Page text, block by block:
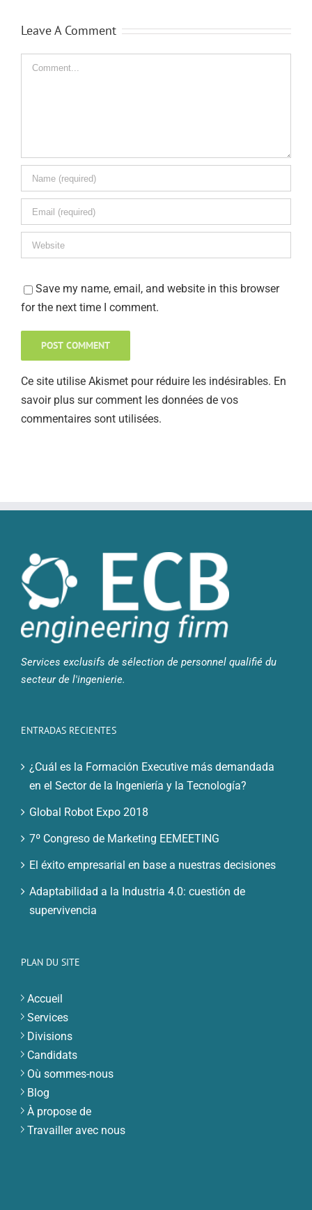
Leave A Comment
Comment
Save my name, email, and website in this browser
for the next time I comment.
Ce site utilise Akismet pour réduire les indésirables. En
savoir plus sur comment les données de vos
commentaires sont utilisées.
Services exclusifs de sélection de personnel qualifié du
secteur de l'ingenierie.
ENTRADAS RECIENTES
¿Cuál es la Formación Executive más demandada
en el Sector de la Ingeniería y la Tecnología?
Global Robot Expo 2018
7º Congreso de Marketing EEMEETING
El éxito empresarial en base a nuestras decisiones
Adaptabilidad a la Industria 4.0: cuestión de
supervivencia
PLAN DU SITE
Accueil
Services
Divisions
Candidats
Où sommes-nous
Blog
À propose de
Travailler avec nous